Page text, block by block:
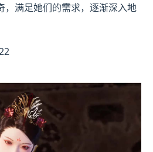
，满足她们的需求，逐渐深入地